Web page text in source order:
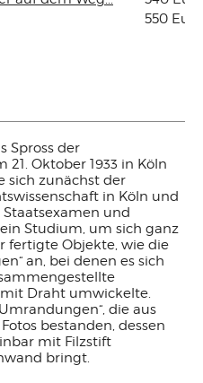
550 Euro
Spross der
Oktober 1933 in Köln
sich zunächst der
in Köln und
Staatsexamen und
Studium, um sich ganz
fertigte Objekte, wie die
an, bei denen es sich
Draht umwickelte.
die aus
bestanden, dessen
mit Filzstift
bringt.